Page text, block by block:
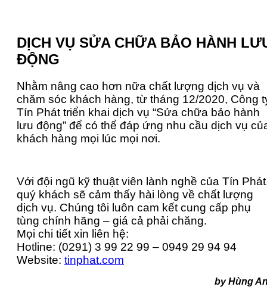
DỊCH VỤ SỬA CHỮA BẢO HÀNH
ĐỘNG
Nhằm nâng cao hơn nữa chất lượng dịch vụ và
chăm sóc khách hàng, từ tháng 12/2020, Công
Tín Phát triển khai dịch vụ “Sửa chữa bảo hành
lưu động” để có thể đáp ứng nhu cầu dịch vụ
khách hàng mọi lúc mọi nơi.
Với đội ngũ kỹ thuật viên lành nghề của Tín
quý khách sẽ cảm thấy hài lòng về chất lượng
dịch vụ. Chúng tôi luôn cam kết cung cấp phụ
tùng chính hãng – giá cả phải chăng.
Mọi chi tiết xin liên hệ:
Hotline: (0291) 3 99 22 99 – 0949 29 94 94
Website: tinphat.com
by Hùng